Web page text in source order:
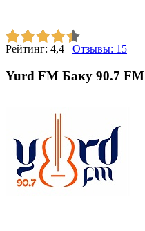
Рейтинг: 4,4 Отзывы: 15
Yurd FM Баку 90.7 FM